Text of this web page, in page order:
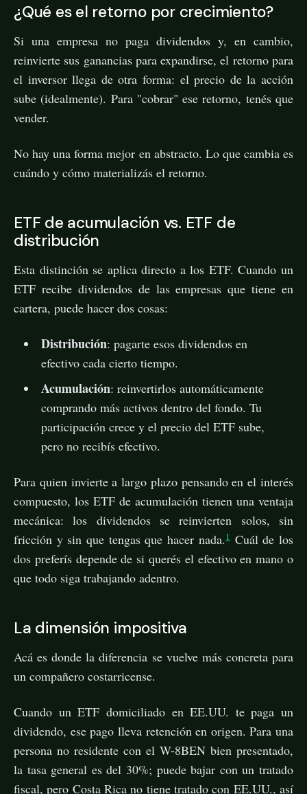
¿Qué es el retorno por crecimiento?
Si una empresa no paga dividendos y, en cambio,
reinvierte sus ganancias para expandirse, el retorno para
el inversor llega de otra forma: el precio de la acción
sube (idealmente). Para "cobrar" ese retorno, tenés que
vender.
No hay una forma mejor en abstracto. Lo que cambia es
cuándo y cómo materializás el retorno.
ETF de acumulación vs. ETF de
distribución
Esta distinción se aplica directo a los ETF. Cuando un
ETF recibe dividendos de las empresas que tiene en
cartera, puede hacer dos cosas:
Distribución: pagarte esos dividendos en
efectivo cada cierto tiempo.
Acumulación: reinvertirlos automáticamente
comprando más activos dentro del fondo. Tu
participación crece y el precio del ETF sube,
pero no recibís efectivo.
Para quien invierte a largo plazo pensando en el interés
compuesto, los ETF de acumulación tienen una ventaja
mecánica: los dividendos se reinvierten solos, sin
fricción y sin que tengas que hacer nada.1Cuál de los
dos preferís depende de si querés el efectivo en mano o
que todo siga trabajando adentro.
La dimensión impositiva
Acá es donde la diferencia se vuelve más concreta para
un compañero costarricense.
Cuando un ETF domiciliado en EE.UU. te paga un
dividendo, ese pago lleva retención en origen. Para una
persona no residente con el W-8BEN bien presentado,
la tasa general es del 30%; puede bajar con un tratado
fiscal, pero Costa Rica no tiene tratado con EE.UU., así